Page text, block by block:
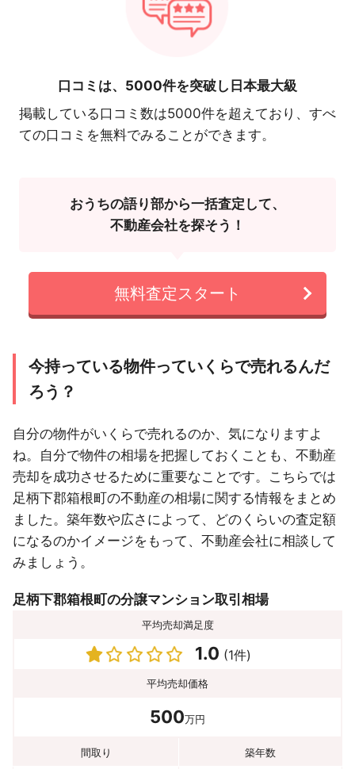
口コミは、 5000件を突破し日本最大級
掲載している口コミ数は5000件を超えており、すべ
ての口コミを無料でみることができます。
おうちの語り部から一括査定して、
不動産会社を探そう！
無料査定スタート
今持っている物件っていくらで売れるんだ
ろう？
自分の物件がいくらで売れるのか、気になりますよ
ね。自分で物件の相場を把握しておくことも、不動産
売却を成功させるために重要なことです。こちらでは
足柄下郡箱根町の不動産の相場に関する情報をまとめ
ました。築年数や広さによって、どのくらいの査定額
になるのかイメージをもって、不動産会社に相談して
みましょう。
足柄下郡箱根町の分譲マンション取引相場
平均売却満足度
1.0 (1件)
平均売却価格
500万円
間取り 築年数